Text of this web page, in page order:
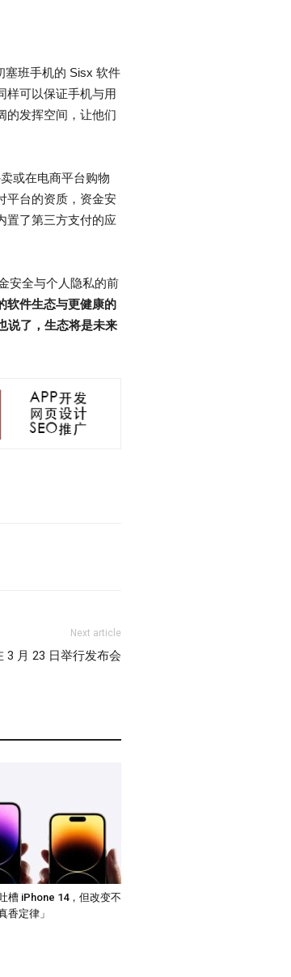
塞班手机的 Sisx 软件
样可以保证手机与用
的发挥空间，让他们
或在电商平台购物
平台的资质，资金安
置了第三方支付的应
安全与个人隐私的前
软件生态与更健康的
说了，生态将是未来
Next article
3 月 23 日举行发布会
槽 iPhone 14，但改变不
香定律」